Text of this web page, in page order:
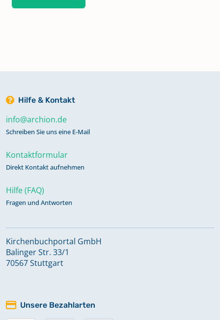
Hilfe & Kontakt
info@archion.de
Schreiben Sie uns eine E-Mail
Kontaktformular
Direkt Kontakt aufnehmen
Hilfe (FAQ)
Fragen und Antworten
Kirchenbuchportal GmbH
Balinger Str. 33/1
70567 Stuttgart
Unsere Bezahlarten